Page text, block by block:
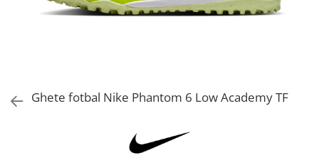
Bluze fotbal copii
Sorturi fotbal femei
Ghete fotbal Nike Phantom 6 Low Academy TF